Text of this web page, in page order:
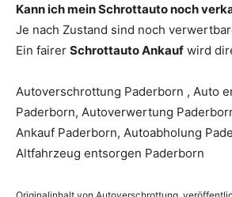
Kann ich mein Schrottauto noch
Je nach Zustand sind noch
Ein fairer Schrottauto Ankauf wird
Autoverschrottung Paderborn , Auto
Paderborn, Autoverwertung
Ankauf Paderborn, Autoabholung
Altfahrzeug entsorgen Paderborn